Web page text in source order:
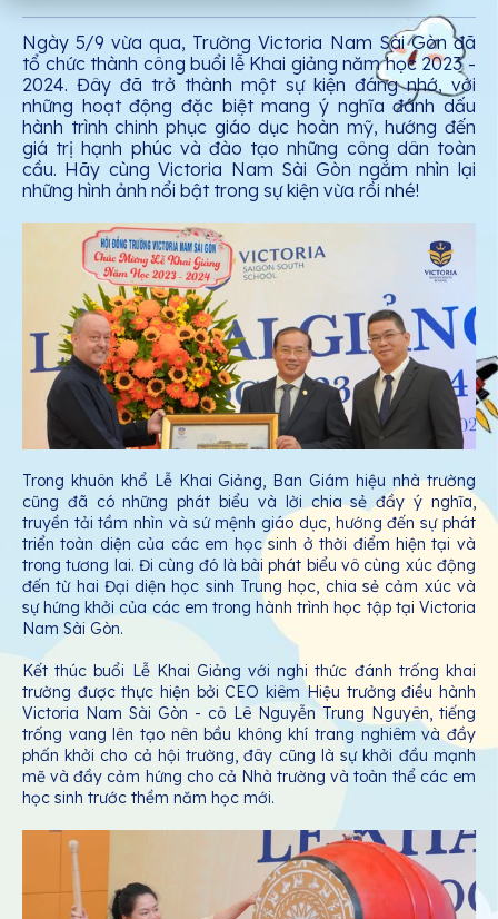
Ngày 5/9 vừa qua, Trường Victoria Nam Sài Gòn đã
tổ chức thành công buổi lễ Khai giảng năm học 2023 -
2024. Đây đã trở thành một sự kiện đáng nhớ, với
những hoạt động đặc biệt mang ý nghĩa đánh dấu
hành trình chinh phục giáo dục hoàn mỹ, hướng đến
giá trị hạnh phúc và đào tạo những công dân toàn
cầu. Hãy cùng Victoria Nam Sài Gòn ngắm nhìn lại
những hình ảnh nổi bật trong sự kiện vừa rồi nhé!
Trong khuôn khổ Lễ Khai Giảng, Ban Giám hiệu nhà trường
cũng đã có những phát biểu và lời chia sẻ đầy ý nghĩa,
truyền tải tầm nhìn và sứ mệnh giáo dục, hướng đến sự phát
triển toàn diện của các em học sinh ở thời điểm hiện tại và
trong tương lai. Đi cùng đó là bài phát biểu vô cùng xúc động
đến từ hai Đại diện học sinh Trung học, chia sẻ cảm xúc và
sự hứng khởi của các em trong hành trình học tập tại Victoria
Nam Sài Gòn.
Kết thúc buổi Lễ Khai Giảng với nghi thức đánh trống khai
trường được thực hiện bởi CEO kiêm Hiệu trưởng điều hành
Victoria Nam Sài Gòn - cô Lê Nguyễn Trung Nguyên, tiếng
trống vang lên tạo nên bầu không khí trang nghiêm và đầy
phấn khởi cho cả hội trường, đây cũng là sự khởi đầu mạnh
mẽ và đầy cảm hứng cho cả Nhà trường và toàn thể các em
học sinh trước thềm năm học mới.